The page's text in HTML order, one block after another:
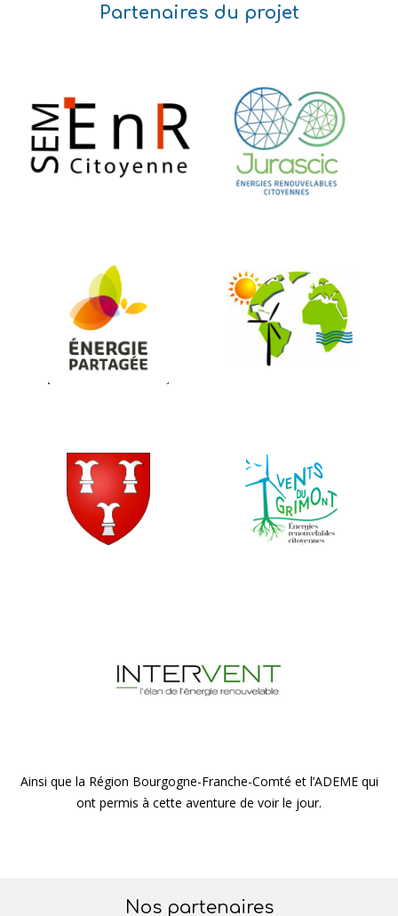
Partenaires du projet
Ainsi que la Région Bourgogne-Franche-Comté et l’ADEME qui
ont permis à cette aventure de voir le jour.
Nos partenaires